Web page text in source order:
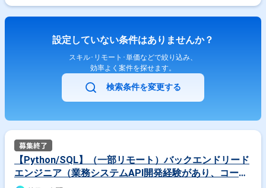
設定していない条件はありませんか？
スキル･リモート･単価などで絞り込み、
効率よく案件を探せます。
検索条件を変更する
【Python/SQL】（一部リモート）バックエンドリード
エンジニア（業務システムAPI開発経験があり、コード